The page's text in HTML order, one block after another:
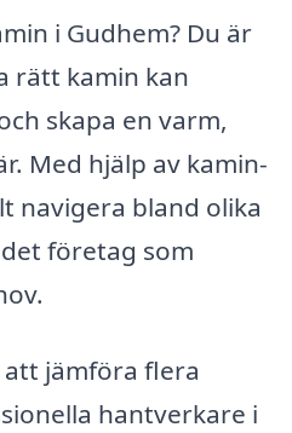
i Gudhem? Du är
rätt kamin kan
skapa en varm,
Med hjälp av kamin-
navigera bland olika
företag som
jämföra flera
hantverkare i